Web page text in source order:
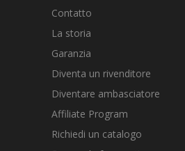
Contatto
La storia
Garanzia
Diventa un rivenditore
Diventare ambasciatore
Affiliate Program
Richiedi un catalogo